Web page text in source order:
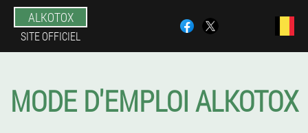
ALKOTOX
SITE OFFICIEL
MODE D'EMPLOI ALKOTOX